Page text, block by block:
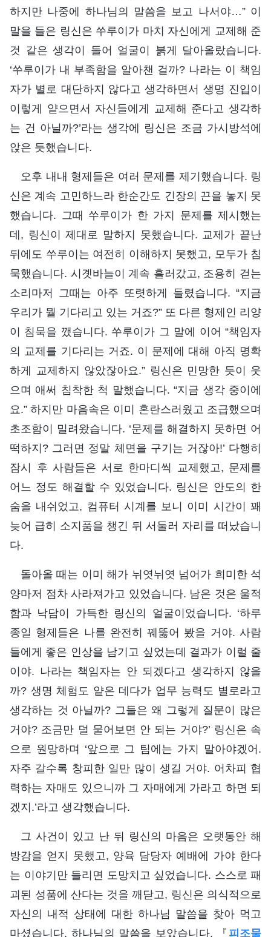
하지만 나중에 하나님의 말씀을 보고 나서야…” 이
말을 들은 링신은 쑤루이가 마치 자신에게 교제해 준
것 같은 생각이 들어 얼굴이 붉게 달아올랐습니다.
‘쑤루이가 내 부족함을 알아챈 걸까? 나라는 이 책임
자가 별로 대단하지 않다고 생각하면서 생명 진입이
이렇게 얕으면서 자신들에게 교제해 준다고 생각하
는 건 아닐까?’라는 생각에 링신은 조금 가시방석에
앉은 듯했습니다.
오후 내내 형제들은 여러 문제를 제기했습니다. 링
신은 계속 고민하느라 한순간도 긴장의 끈을 놓지 못
했습니다. 그때 쑤루이가 한 가지 문제를 제시했는
데, 링신이 제대로 말하지 못했습니다. 교제가 끝난
뒤에도 쑤루이는 여전히 이해하지 못했고, 모두가 침
묵했습니다. 시곗바늘이 계속 흘러갔고, 조용히 걷는
소리마저 그때는 아주 또렷하게 들렸습니다. “지금
우리가 뭘 기다리고 있는 거죠?” 또 다른 형제인 리양
이 침묵을 깼습니다. 쑤루이가 그 말에 이어 “책임자
의 교제를 기다리는 거죠. 이 문제에 대해 아직 명확
하게 교제하지 않았잖아요.” 링신은 민망한 듯이 웃
으며 애써 침착한 척 말했습니다. “지금 생각 중이에
요.” 하지만 마음속은 이미 혼란스러웠고 조급했으며
초조함이 밀려왔습니다. ‘문제를 해결하지 못하면 어
떡하지? 그러면 정말 체면을 구기는 거잖아!’ 다행히
잠시 후 사람들은 서로 한마디씩 교제했고, 문제를
어느 정도 해결할 수 있었습니다. 링신은 안도의 한
숨을 내쉬었고, 컴퓨터 시계를 보니 이미 시간이 꽤
늦어 급히 소지품을 챙긴 뒤 서둘러 자리를 떠났습니
다.
돌아올 때는 이미 해가 뉘엿뉘엿 넘어가 희미한 석
양마저 점차 사라져가고 있었습니다. 남은 것은 울적
함과 낙담이 가득한 링신의 얼굴이었습니다. ‘하루
종일 형제들은 나를 완전히 꿰뚫어 봤을 거야. 사람
들에게 좋은 인상을 남기고 싶었는데 결과가 이럴 줄
이야. 나라는 책임자는 안 되겠다고 생각하지 않을
까? 생명 체험도 얕은 데다가 업무 능력도 별로라고
생각하는 것 아닐까? 그들은 왜 그렇게 질문이 많은
거야? 조금만 덜 물어보면 안 되는 거야?’ 링신은 속
으로 원망하며 ‘앞으로 그 팀에는 가지 말아야겠어.
자주 갈수록 창피한 일만 많이 생길 거야. 어차피 협
력하는 자매도 있으니까 그 자매에게 가라고 하면 되
겠지.’라고 생각했습니다.
그 사건이 있고 난 뒤 링신의 마음은 오랫동안 해
방감을 얻지 못했고, 양육 담당자 예배에 가야 한다
는 이야기만 들리면 도망치고 싶었습니다. 스스로 패
괴된 성품에 산다는 것을 깨닫고, 링신은 의식적으로
자신의 내적 상태에 대한 하나님 말씀을 찾아 먹고
마셨습니다. 하나님의 말씀을 보았습니다. 『 피조물